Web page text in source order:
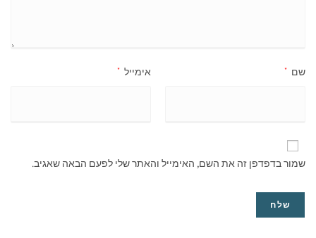
שם * אימייל *
שמור בדפדפן זה את השם, האימייל והאתר שלי לפעם הבאה שאגיב.